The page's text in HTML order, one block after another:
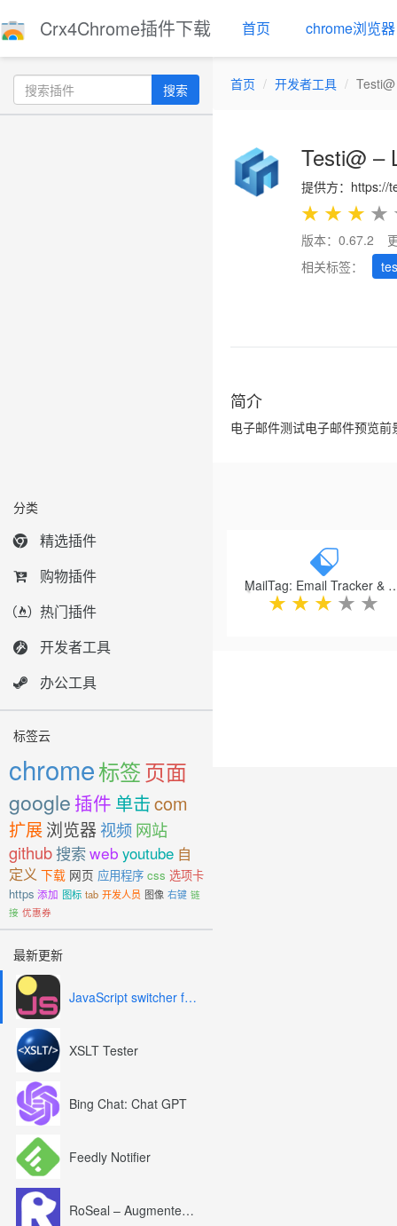
Crx4Chrome插件下载 首页 chrome浏览器
搜索
分类
精选插件
购物插件
热门插件
开发者工具
办公工具
标签云
chrome标签页面
google 插件 单击com
扩展浏览器 视频网站
github搜索web youtube 自
定义 下载 网页 应用程序 css 选项卡
https 添加 图标 tab 开发人员 图像 右键 链
接 优惠券
最新更新
JavaScript switcher for SEO and development
XSLT Tester
Bing Chat: Chat GPT
Feedly Notifier
RoSeal – Augmented Roblox Experience
首页 开发者工具
Testi@ –
提供方：https://
★ ★ ★ ★
版本：0.67.2
相关标签：
简介
电子邮件测试电子邮件预览前
MailTag: Email
★ ★ ★ ★ ★